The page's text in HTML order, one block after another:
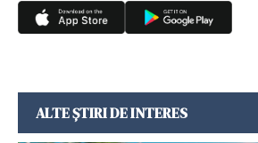
ALTE ȘTIRI DE INTERES